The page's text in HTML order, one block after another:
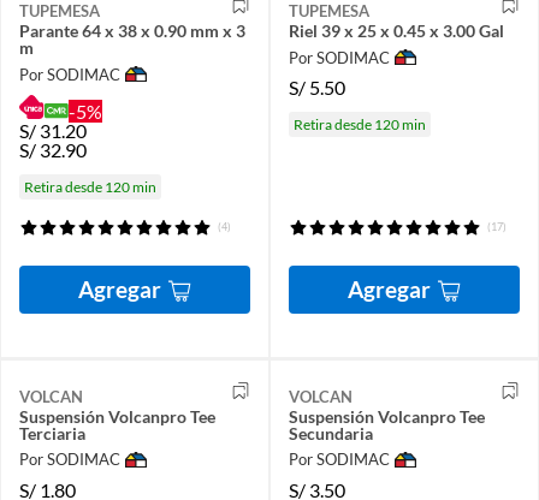
TUPEMESA
Parante 64 x 38 x 0.90 mm x 3
m
Por SODIMAC
-5%
S/ 31.20
S/ 32.90
Retira desde 120 min
(4)
Agregar
TUPEMESA
Riel 39 x 25 x 0.45 x 3.00 Gal
Por SODIMAC
S/ 5.50
Retira desde 120 min
(17)
Agregar
VOLCAN
Suspensión Volcanpro Tee
Terciaria
Por SODIMAC
S/ 1.80
VOLCAN
Suspensión Volcanpro Tee
Secundaria
Por SODIMAC
S/ 3.50